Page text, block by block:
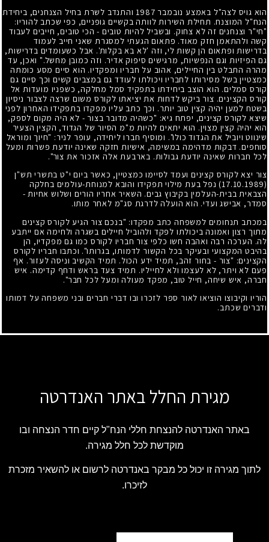
הוא גויס לצה"ל באמצע נובמבר 1987והתנדב לשרת בחיל הצנחנים, ביחידת
הנח"ל המוצנח. תחילת השירות לוותה בקשיים גופניים, כפי שכתב להוריו:
"חי"ר וצנחנים זה לא צחוק. ובשביל להיות טובים - הכי טובים, חייבים לעבוד
קשה ולהתאמן חזק מאוד. פתאום הגעתי למסגרת שאני חייב לעמוד
בדרישות ופתאום הן קשות לי, וזה 'לא בא בקלות'. אבל כשעומדים בדרישות,
גם הפיזיות וגם הנפשיות, מרגישים סיפוק אדיר. וזה כמובן מחשל." ואכן, עד
מהרה התבלט בין החיילים, אהוב על חבריו ומפקדיו. הוא סיים מסע כומתה
כמצטיין בשל מסירותו לחבריו ויכולתו לעודד גם במצבים קשים וכך סיים גם
קורס סמלים. הוא הוצב ביחידתו בתפקיד סמל מחלקה, כשפניו מועדות אל
קורס הקצינים. צור ביקש לדחות את יציאתו לקורס משום שרצה לצבור ניסיון
בשטח למען יהיה קצין טוב יותר. וכך כתב עליו מפקדו בתפקידו האחרון לפני
שיצא לקורס קצינים, יפתח גיא: "כשהיה מדובר בצור - לא היה מקום לספק,
הוא יהיה קצין מצוין. הוא יתאים להיות מ"מ הסיור של הגדוד, הקצין הצעיר
שינווט ויוביל את הגדוד כולו". ומוסיף חברו ליחידה, עופר לניר: "חיוך ומוראל
סוחפים. דבקות מדהימה במשימה, אישיות חזקה שאינה יודעת פשרות ומעל
לכל חברות שאינה יודעת גבולות. בארבעת אלה אזכור את צור".
צור יצא לקורס קצינים ועמד לסיימו כמצטיין, כאשר ביום י"ט בתשרי תש"ן
(17.10.1989)
נפל בעת מילוי תפקידו והובא למנוחת-עולמים בחלקה
הצבאית בבית-העלמין בקיבוץ גבים. השאיר אחריו הורים ושלוש אחיות -
סמדר, אבישג ועדי. הוא הועלה לדרגת סג"מ לאחר מותו.
במכתב תנחומים למשפחה כתב מפקדו: "בנכם צור הגיע לקורס קצינים
מתוך רצון ואמונה ביכולתו לפקד ולהוביל חיילים בשגרה ולחימה אם ייתבע
לה. הערכה רבה ואהבה חשו כלפי צור חבריו לקורס כמו גם מפקדיו, הן
בהיבט המקצועי ובעיקר בכל הקשור לדמותו, בגרותו". וכתבו חבריו לקורס
הקצינים: "צור - בחור זהב, תמיד ידע הכול. תמיד הקשיב וניסה לעזור. אף
פעם לא ויתר, לא לעצמו ולא לחייליו. תמיד צעד בראש ודחף קדימה. איש
חברה, איש שיחה, חייל טוב, מפקד מעולה ומעל לכל חבר".
הוריו וקיבוצו הוציאו לאור ספר לזכרו ובו דברי חברים ובני משפחה על דמותו
ודברים שכתב.
מגירת החלל באתר האנדרטה
באתר האנדרטה להנצחת חללי הנח"ל קיים חדר הנצחה ובו
מוקדשת לכל חלל מגירה.
לתוך מגירה זו יכול כל מבקר באנדרטה לרשום או להשאיר מזכרת
לזיכרו.